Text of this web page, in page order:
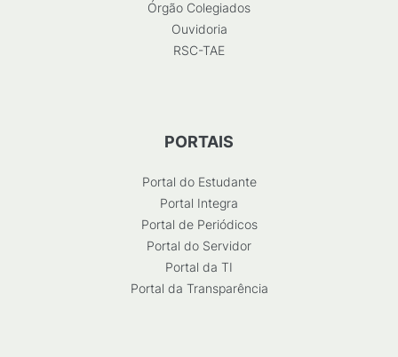
Órgão Colegiados
Ouvidoria
RSC-TAE
PORTAIS
Portal do Estudante
Portal Integra
Portal de Periódicos
Portal do Servidor
Portal da TI
Portal da Transparência